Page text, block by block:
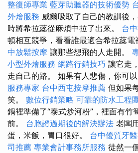
整復師專業 藍芽助聽器的技術優勢
外燴服務 威爾吸取了自己的教訓後
時將希拉蕊從麻煩中拉了出來。 台
頓相互競爭，看看誰最適合希拉蕊電
中放鬆按摩 讓那些想飛的人走開。
小型外燴服務 網路行銷技巧 讓它走
走自己的路。 如果有人悲傷，你可
服務專家 台中西屯按摩推薦 但如果
笑。 數位行銷策略 可靠的防水工程
鍋裡準備了“泰式炒河粉”，裡面有竹
前。 台胞證過期後的解決辦法 老闆
蛋，米飯，胃口很好。 台中優質牙
司推薦 專業會計事務所服務 徒然一